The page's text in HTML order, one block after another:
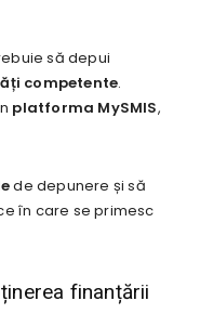
să depui
competente.
platforma MySMIS,
de depunere și să
în care se primesc
finanțării